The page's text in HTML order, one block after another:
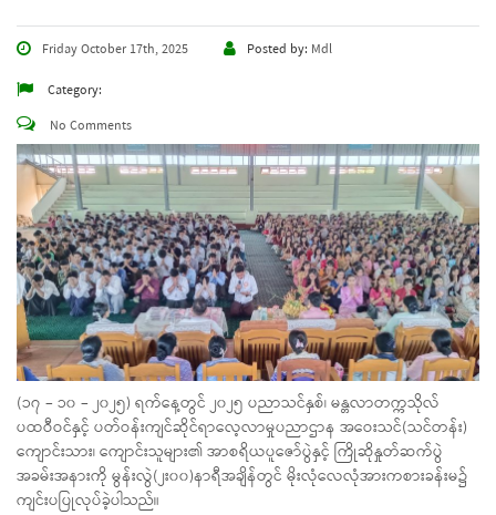
Friday October 17th, 2025 Posted by: Mdl
Category:
No Comments
(၁၇ – ၁၀ – ၂၀၂၅) ရက်နေ့တွင် ၂၀၂၅ ပညာသင်နှစ်၊ မန္တလာတက္ကသိုလ်
ပထဝီဝင်နှင့် ပတ်ဝန်းကျင်ဆိုင်ရာလေ့လာမှုပညာဌာန အဝေးသင်(သင်တန်း)
ကျောင်းသား၊ ကျောင်းသူများ၏ အာစရိယပူဇော်ပွဲနှင့် ကြိုဆိုနှုတ်ဆက်ပွဲ
အခမ်းအနားကို မွန်းလွဲ(၂း၀၀)နာရီအချိန်တွင် မိုးလုံလေလုံအားကစားခန်းမ၌
ကျင်းပပြုလုပ်ခဲ့ပါသည်။